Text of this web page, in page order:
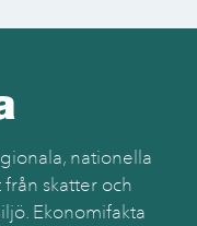
nationella
skatter och
Ekonomifakta